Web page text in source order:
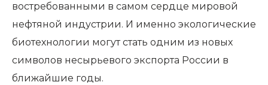
востребованными в самом сердце мировой
нефтяной индустрии. И именно экологические
биотехнологии могут стать одним из новых
символов несырьевого экспорта России в
ближайшие годы.